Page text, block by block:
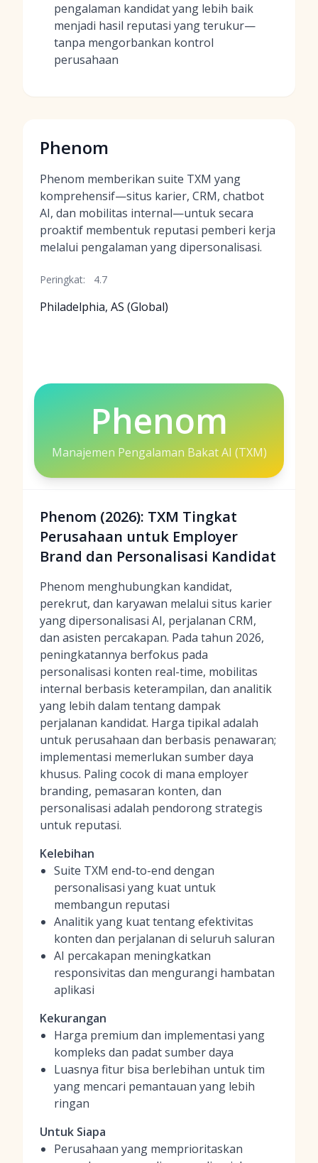
pengalaman kandidat yang lebih baik
menjadi hasil reputasi yang terukur—
tanpa mengorbankan kontrol
perusahaan
Phenom
Phenom memberikan suite TXM yang
komprehensif—situs karier, CRM, chatbot
AI, dan mobilitas internal—untuk secara
proaktif membentuk reputasi pemberi kerja
melalui pengalaman yang dipersonalisasi.
Peringkat: 4.7
Philadelphia, AS (Global)
Phenom
Manajemen Pengalaman Bakat AI (TXM)
Phenom (2026): TXM Tingkat
Perusahaan untuk Employer
Brand dan Personalisasi Kandidat
Phenom menghubungkan kandidat,
perekrut, dan karyawan melalui situs karier
yang dipersonalisasi AI, perjalanan CRM,
dan asisten percakapan. Pada tahun 2026,
peningkatannya berfokus pada
personalisasi konten real-time, mobilitas
internal berbasis keterampilan, dan analitik
yang lebih dalam tentang dampak
perjalanan kandidat. Harga tipikal adalah
untuk perusahaan dan berbasis penawaran;
implementasi memerlukan sumber daya
khusus. Paling cocok di mana employer
branding, pemasaran konten, dan
personalisasi adalah pendorong strategis
untuk reputasi.
Kelebihan
Suite TXM end-to-end dengan
personalisasi yang kuat untuk
membangun reputasi
Analitik yang kuat tentang efektivitas
konten dan perjalanan di seluruh saluran
AI percakapan meningkatkan
responsivitas dan mengurangi hambatan
aplikasi
Kekurangan
Harga premium dan implementasi yang
kompleks dan padat sumber daya
Luasnya fitur bisa berlebihan untuk tim
yang mencari pemantauan yang lebih
ringan
Untuk Siapa
Perusahaan yang memprioritaskan